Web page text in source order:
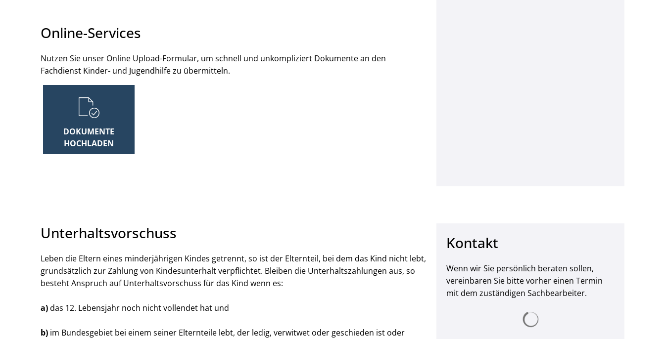
Online-Services
Nutzen Sie unser Online Upload-Formular, um schnell und unkompliziert Dokumente an den
Fachdienst Kinder- und Jugendhilfe zu übermitteln.
DOKUMENTE
HOCHLADEN
Unterhaltsvorschuss
Leben die Eltern eines minderjährigen Kindes getrennt, so ist der Elternteil, bei dem das Kind nicht lebt,
grundsätzlich zur Zahlung von Kindesunterhalt verpflichtet. Bleiben die Unterhaltszahlungen aus, so
besteht Anspruch auf Unterhaltsvorschuss für das Kind wenn es:
a)das 12. Lebensjahr noch nicht vollendet hat und
b) im Bundesgebiet bei einem seiner Elternteile lebt, der ledig, verwitwet oder geschieden ist oder
Kontakt
Wenn wir Sie persönlich beraten sollen,
vereinbaren Sie bitte vorher einen Termin
mit dem zuständigen Sachbearbeiter.